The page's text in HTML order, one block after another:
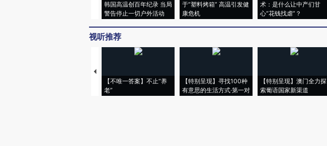
韩国高温创百年纪录 当局
警告停止一切户外活动
于“塑料烤箱” 高温引发健
康危机
术：是什么让中产们甘
心“花钱找虐”？
视听推荐
【不唯一答案】不止“养
老”
【特别呈现】寻找100种
有意思的生活方式·第一对
【特别呈现】澳门全力探
索葡语国家新渠道